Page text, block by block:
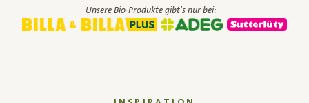
Unsere Bio-Produkte gibt's nur bei: